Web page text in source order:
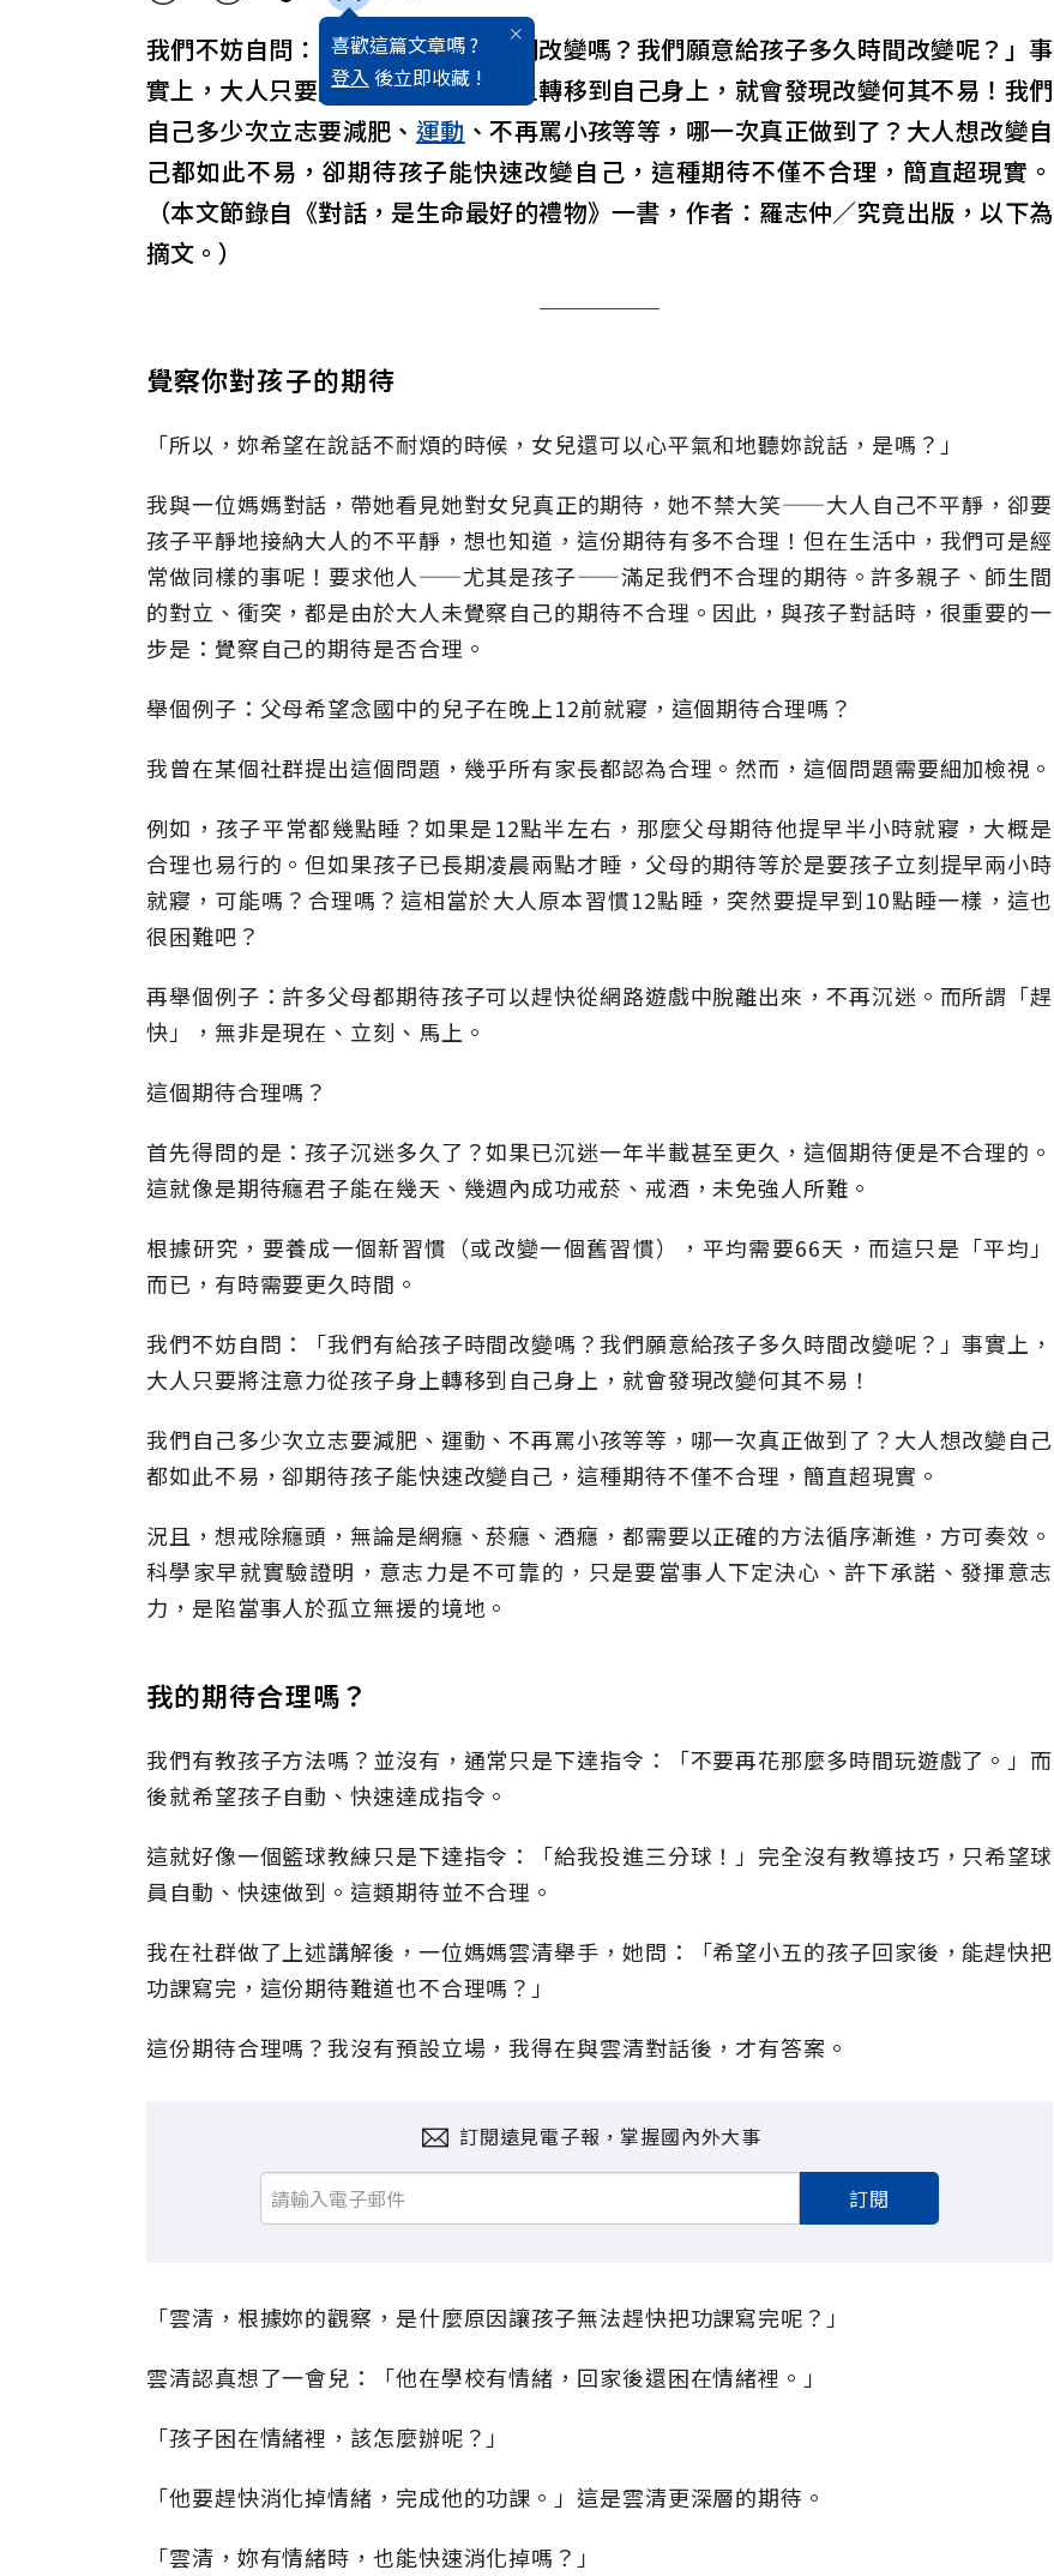
喜歡這篇文章嗎 ?
登入 後立即收藏 !
我們不妨自問：「我們有給孩子時間改變嗎？我們願意給孩子多久時間改變呢？」事
實上，大人只要將注意力從孩子身上轉移到自己身上，就會發現改變何其不易！我們
自己多少次立志要減肥、 運動 、不再罵小孩等等，哪一次真正做到了？大人想改變自
己都如此不易，卻期待孩子能快速改變自己，這種期待不僅不合理，簡直超現實。
（本文節錄自《對話，是生命最好的禮物》一書，作者：羅志仲／究竟出版，以下為
摘文。）
覺察你對孩子的期待
「所以，妳希望在說話不耐煩的時候，女兒還可以心平氣和地聽妳說話，是嗎？」
我與一位媽媽對話，帶她看見她對女兒真正的期待，她不禁大笑——大人自己不平靜，卻要
孩子平靜地接納大人的不平靜，想也知道，這份期待有多不合理！但在生活中，我們可是經
常做同樣的事呢！要求他人——尤其是孩子——滿足我們不合理的期待。許多親子、師生間
的對立、衝突，都是由於大人未覺察自己的期待不合理。因此，與孩子對話時，很重要的一
步是：覺察自己的期待是否合理。
舉個例子：父母希望念國中的兒子在晚上12前就寢，這個期待合理嗎？
我曾在某個社群提出這個問題，幾乎所有家長都認為合理。然而，這個問題需要細加檢視。
例如，孩子平常都幾點睡？如果是12點半左右，那麼父母期待他提早半小時就寢，大概是
合理也易行的。但如果孩子已長期凌晨兩點才睡，父母的期待等於是要孩子立刻提早兩小時
就寢，可能嗎？合理嗎？這相當於大人原本習慣12點睡，突然要提早到10點睡一樣，這也
很困難吧？
再舉個例子：許多父母都期待孩子可以趕快從網路遊戲中脫離出來，不再沉迷。而所謂「趕
快」，無非是現在、立刻、馬上。
這個期待合理嗎？
首先得問的是：孩子沉迷多久了？如果已沉迷一年半載甚至更久，這個期待便是不合理的。
這就像是期待癮君子能在幾天、幾週內成功戒菸、戒酒，未免強人所難。
根據研究，要養成一個新習慣（或改變一個舊習慣），平均需要66天，而這只是「平均」
而已，有時需要更久時間。
我們不妨自問：「我們有給孩子時間改變嗎？我們願意給孩子多久時間改變呢？」事實上，
大人只要將注意力從孩子身上轉移到自己身上，就會發現改變何其不易！
我們自己多少次立志要減肥、運動、不再罵小孩等等，哪一次真正做到了？大人想改變自己
都如此不易，卻期待孩子能快速改變自己，這種期待不僅不合理，簡直超現實。
況且，想戒除癮頭，無論是網癮、菸癮、酒癮，都需要以正確的方法循序漸進，方可奏效。
科學家早就實驗證明，意志力是不可靠的，只是要當事人下定決心、許下承諾、發揮意志
力，是陷當事人於孤立無援的境地。
我的期待合理嗎？
我們有教孩子方法嗎？並沒有，通常只是下達指令：「不要再花那麼多時間玩遊戲了。」而
後就希望孩子自動、快速達成指令。
這就好像一個籃球教練只是下達指令：「給我投進三分球！」完全沒有教導技巧，只希望球
員自動、快速做到。這類期待並不合理。
我在社群做了上述講解後，一位媽媽雲清舉手，她問：「希望小五的孩子回家後，能趕快把
功課寫完，這份期待難道也不合理嗎？」
這份期待合理嗎？我沒有預設立場，我得在與雲清對話後，才有答案。
訂閱遠見電子報，掌握國內外大事
訂閱
「雲清，根據妳的觀察，是什麼原因讓孩子無法趕快把功課寫完呢？」
雲清認真想了一會兒：「他在學校有情緒，回家後還困在情緒裡。」
「孩子困在情緒裡，該怎麼辦呢？」
「他要趕快消化掉情緒，完成他的功課。」這是雲清更深層的期待。
「雲清，妳有情緒時，也能快速消化掉嗎？」